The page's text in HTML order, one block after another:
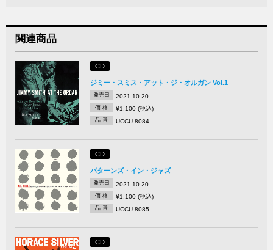
関連商品
CD
ジミー・スミス・アット・ジ・オルガン Vol.1
発売日 2021.10.20
価 格 ¥1,100 (税込)
品 番 UCCU-8084
CD
パターンズ・イン・ジャズ
発売日 2021.10.20
価 格 ¥1,100 (税込)
品 番 UCCU-8085
CD